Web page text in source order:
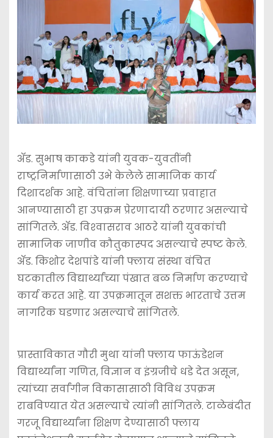
अ‍ॅड. सुभाष काकडे यांनी युवक-युवतींनी
राष्ट्रनिर्माणासाठी उभे केलेले सामाजिक कार्य
दिशादर्शक आहे. वंचितांना शिक्षणाच्या प्रवाहात
आनण्यासाठी हा उपक्रम प्रेरणादायी ठरणार असल्याचे
सांगितले. अ‍ॅड. विश्‍वासराव आठरे यांनी युवकांची
सामाजिक जाणीव कौतुकास्पद असल्याचे स्पष्ट केले.
अ‍ॅड. किशोर देशपांडे यांनी फ्लाय संस्था वंचित
घटकातील विद्यार्थ्यांच्या पंखात बळ निर्माण करण्याचे
कार्य करत आहे. या उपक्रमातून सशक्त भारताचे उत्तम
नागरिक घडणार असल्याचे सांगितले.
प्रास्ताविकात गौरी मुथा यांनी फ्लाय फाऊंडेशन
विद्यार्थ्यांना गणित, विज्ञान व इंग्रजीचे धडे देत असून,
त्यांच्या सर्वांगीन विकासासाठी विविध उपक्रम
राबविण्यात येत असल्याचे त्यांनी सांगितले. टाळेबंदीत
गरजू विद्यार्थ्यांना शिक्षण देण्यासाठी फ्लाय